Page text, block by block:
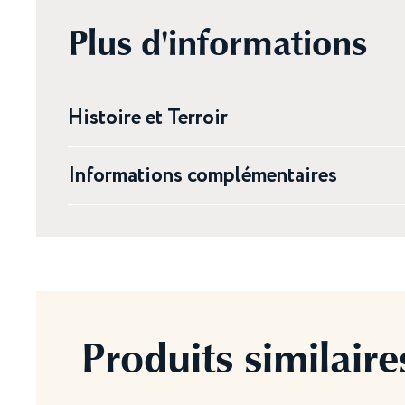
Plus d'informations
Histoire et Terroir
Informations complémentaires
Produits